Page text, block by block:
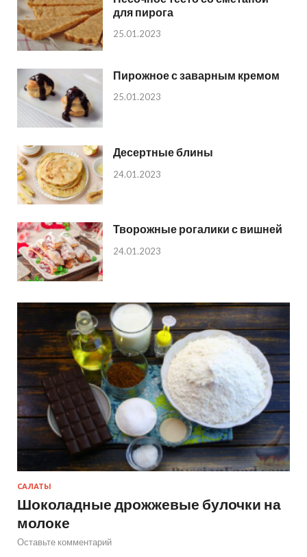
для пирога
25.01.2023
Пирожное с заварным кремом
25.01.2023
Десертные блины
24.01.2023
Творожные рогалики с вишней
24.01.2023
САЛАТЫ
Шоколадные дрожжевые булочки на
молоке
Оставьте комментарий